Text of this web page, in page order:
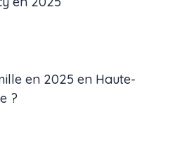
en 2025 en Haute-
?